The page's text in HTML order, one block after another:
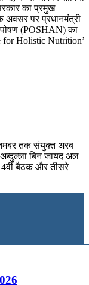
का प्रमुख
अवसर पर प्रधानमंत्री
पोषण (POSHAN) का
for Holistic Nutrition’
तक संयुक्‍त अरब
बिन जायद अल
बैठक और तीसरे